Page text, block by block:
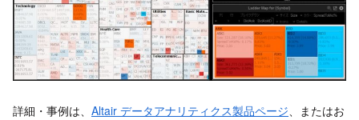
詳細・事例は、 Altair データアナリティクス製品ページ、またはお